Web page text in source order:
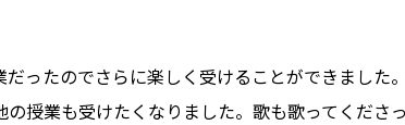
だったのでさらに楽しく受けることができまし
授業も受けたくなりました。歌も歌ってくださ